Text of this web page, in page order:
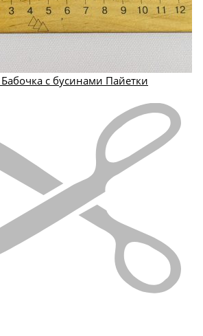
с бусинами Пайетки